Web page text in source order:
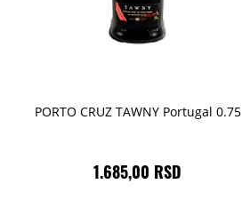
PORTO CRUZ TAWNY Portugal 0.75
1.685,00 RSD